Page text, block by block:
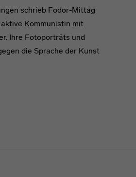
schrieb Fodor-Mittag
Kommunistin mit
Ihre Fotoporträts und
die Sprache der Kunst